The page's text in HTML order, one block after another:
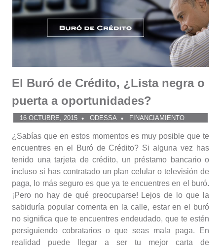
El Buró de Crédito, ¿Lista negra o
puerta a oportunidades?
16 OCTUBRE, 2015 ODESSA FINANCIAMIENTO
¿Sabías que en estos momentos es muy posible que te
encuentres en el Buró de Crédito? Si alguna vez has
tenido una tarjeta de crédito, un préstamo bancario o
incluso si has contratado un plan celular o televisión de
paga, lo más seguro es que ya te encuentres en el buró.
¡Pero no hay de qué preocuparse! Lejos de lo que la
sabiduría popular comenta en la calle, estar en el buró
no significa que te encuentres endeudado, que te estén
persiguiendo cobratarios o que seas mala paga. En
realidad puede llegar a ser tu mejor carta de